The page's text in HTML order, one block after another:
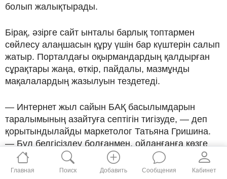
болып жалықтырады.
Бірақ, әзірге сайт ынталы барлық топтармен
сөйлесу алаңшасын құру үшін бар күштерін салып
жатыр. Порталдағы оқырмандардың қалдырған
сұрақтары жаңа, өткір, пайдалы, мазмұнды
мақалалардың жазылуын тездетеді.
— Интернет жыл сайын БАҚ басылымдарын
таралымының азайтуға септігін тигізуде, — деп
қорытындылайды маркетолог Татьяна Гришина.
— Бұл белгісіздеу болғанмен, ойланғанға көзге
ұрып тұр.
Главная Поиск Добавить Сообщения Кабинет